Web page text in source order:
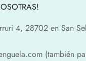
4, 28702 en San
(también